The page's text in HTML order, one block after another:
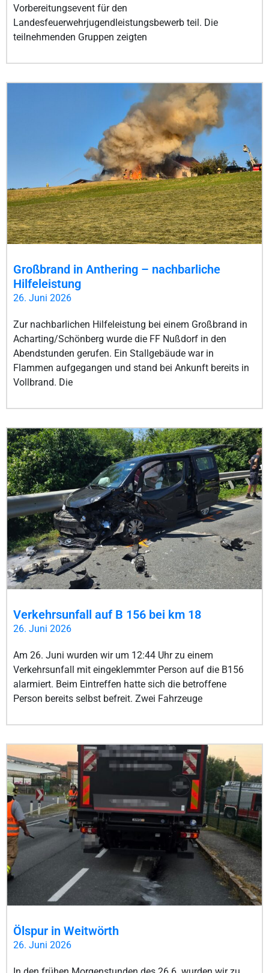
Vorbereitungsevent für den
Landesfeuerwehrjugendleistungsbewerb teil. Die
teilnehmenden Gruppen zeigten
Großbrand in Anthering – nachbarliche
Hilfeleistung
26. Juni 2026
Zur nachbarlichen Hilfeleistung bei einem Großbrand in
Acharting/Schönberg wurde die FF Nußdorf in den
Abendstunden gerufen. Ein Stallgebäude war in
Flammen aufgegangen und stand bei Ankunft bereits in
Vollbrand. Die
Verkehrsunfall auf B 156 bei km 18
26. Juni 2026
Am 26. Juni wurden wir um 12:44 Uhr zu einem
Verkehrsunfall mit eingeklemmter Person auf die B156
alarmiert. Beim Eintreffen hatte sich die betroffene
Person bereits selbst befreit. Zwei Fahrzeuge
Ölspur in Weitwörth
26. Juni 2026